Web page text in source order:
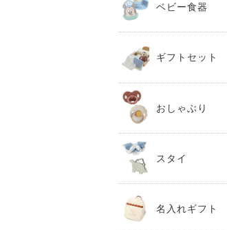
ベビー食器
ギフトセット
おしゃぶり
スタイ
名入れギフト